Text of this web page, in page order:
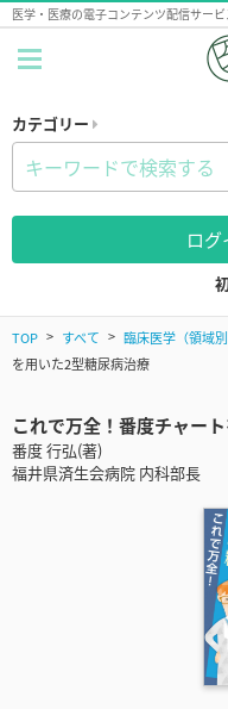
医学・医療の電子コンテンツ配信サービ
カテゴリー
ロ
TOP すべて 臨床医学（領域別
を用いた2型糖尿病治療
これで万全！番度チャー
番度 行弘(著)
福井県済生会病院 内科部長